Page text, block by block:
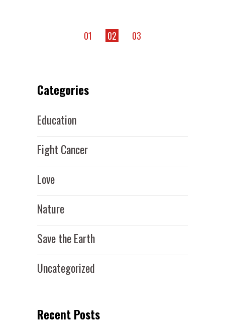
Paginazione
articoli
01 02 03
Categories
Education
Fight Cancer
Love
Nature
Save the Earth
Uncategorized
Recent Posts